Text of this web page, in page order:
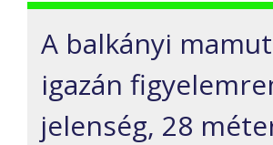
A balkányi
igazán
jelenség, 28